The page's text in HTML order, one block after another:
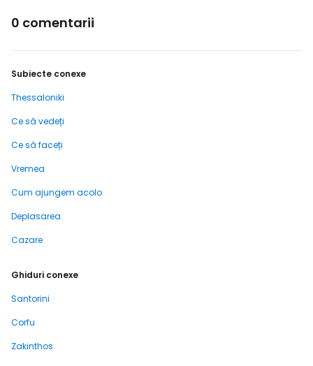
0 comentarii
Subiecte conexe
Thessaloniki
Ce să vedeți
Ce să faceți
Vremea
Cum ajungem acolo
Deplasarea
Cazare
Ghiduri conexe
Santorini
Corfu
Zakinthos